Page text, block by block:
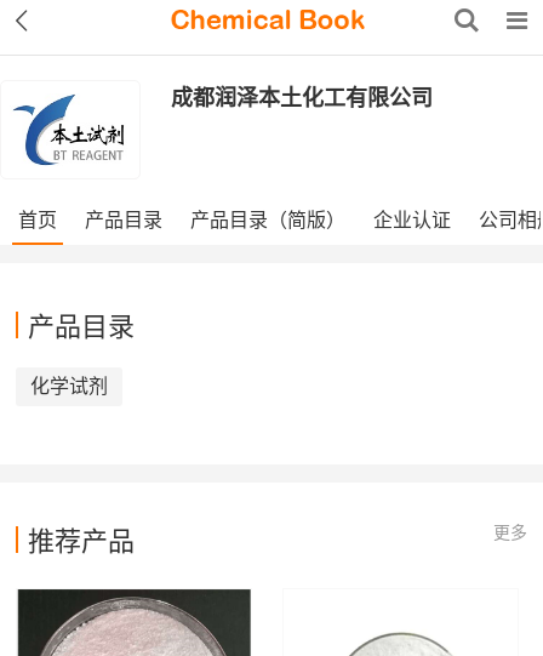
成都润泽本土化工有限公司
首页 产品目录 产品目录（简版） 企业认证 公司相
产品目录
化学试剂
推荐产品 更多